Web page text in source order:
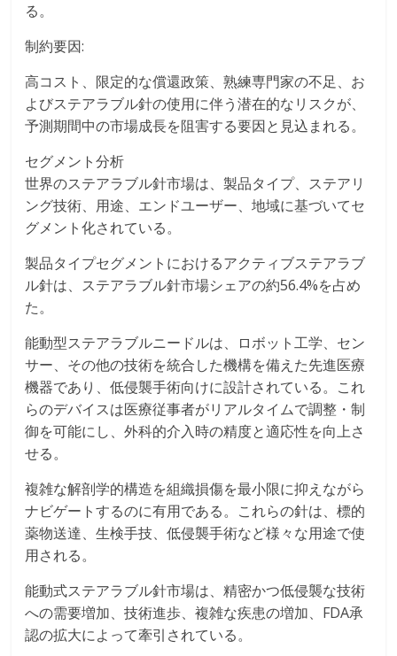
る。
制約要因:
高コスト、限定的な償還政策、熟練専門家の不足、お
よびステアラブル針の使用に伴う潜在的なリスクが、
予測期間中の市場成長を阻害する要因と見込まれる。
セグメント分析
世界のステアラブル針市場は、製品タイプ、ステアリ
ング技術、用途、エンドユーザー、地域に基づいてセ
グメント化されている。
製品タイプセグメントにおけるアクティブステアラブ
ル針は、ステアラブル針市場シェアの約56.4%を占め
た。
能動型ステアラブルニードルは、ロボット工学、セン
サー、その他の技術を統合した機構を備えた先進医療
機器であり、低侵襲手術向けに設計されている。これ
らのデバイスは医療従事者がリアルタイムで調整・制
御を可能にし、外科的介入時の精度と適応性を向上さ
せる。
複雑な解剖学的構造を組織損傷を最小限に抑えながら
ナビゲートするのに有用である。これらの針は、標的
薬物送達、生検手技、低侵襲手術など様々な用途で使
用される。
能動式ステアラブル針市場は、精密かつ低侵襲な技術
への需要増加、技術進歩、複雑な疾患の増加、FDA承
認の拡大によって牽引されている。